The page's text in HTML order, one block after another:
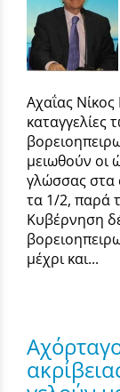
Αχαΐας
μειωθούν οι
γλώσσας στα
τα 1/2, παρά
Κυβέρνηση
μέχρι και...